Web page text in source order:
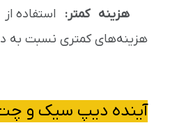
هزینه کمتر: استفاده
هزینه‌های کمتری نسبت به
آینده دیپ سیک و